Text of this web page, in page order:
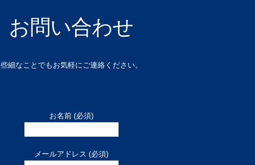
お問い合わせ
些細なことでもお気軽にご連絡ください。
お名前 (必須)
メールアドレス (必須)